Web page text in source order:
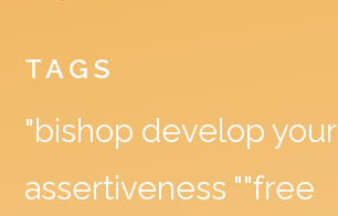
TAGS
"bishop develop your
assertiveness ""free